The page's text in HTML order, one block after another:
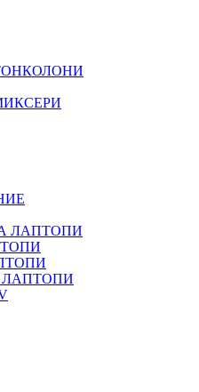
ЛАПТОПИ
ЛАПТОПИ